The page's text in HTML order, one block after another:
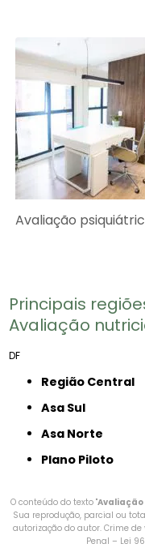
Avaliação
Principais
Avaliação
DF
Região Central
Asa Sul
Asa Norte
Plano Piloto
O conteúdo do texto "
Sua reprodução, parcial ou
autorização do autor. Crime
Penal – Lei